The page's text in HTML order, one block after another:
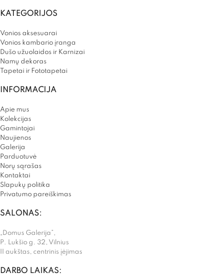
KATEGORIJOS
Vonios aksesuarai
Vonios kambario įranga
Dušo užuolaidos ir Karnizai
Namų dekoras
Tapetai ir Fototapetai
INFORMACIJA
Apie mus
Kolekcijas
Gamintojai
Naujienos
Galerija
Parduotuvė
Norų sąrašas
Kontaktai
Slapukų politika
Privatumo pareiškimas
SALONAS:
„Domus Galerija”,
P. Lukšio g. 32, Vilnius
II aukštas, centrinis įėjimas
DARBO LAIKAS: